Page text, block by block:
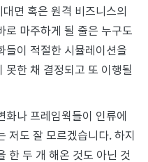
면 혹은 원격 비즈니스의
로 마주하게 될 줄은 누구도
들이 적절한 시뮬레이션을
못한 채 결정되고 또 이행될
화나 프레임웍들이 인류에
저도 잘 모르겠습니다. 하지
한 두 개 해온 것도 아닌 것